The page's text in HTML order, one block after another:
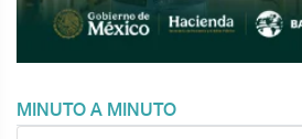
MINUTO A MINUTO